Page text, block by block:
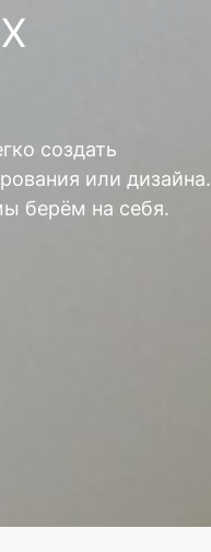
создать
или дизайна.
берём на себя.